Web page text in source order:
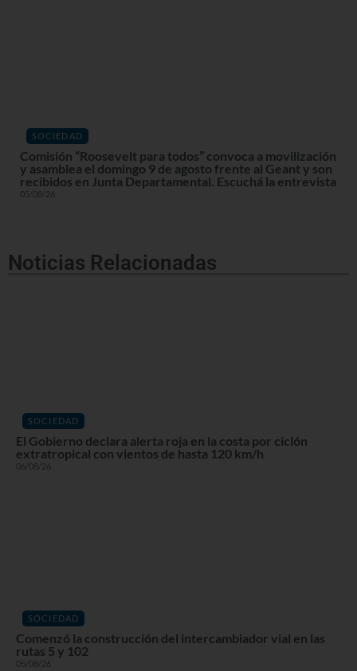
SOCIEDAD
Comisión “Roosevelt para todos” convoca a movilización
y asamblea el domingo 9 de agosto frente al Geant y son
recibidos en Junta Departamental. Escuchá la entrevista
05/08/26
Noticias Relacionadas
SOCIEDAD
El Gobierno declara alerta roja en la costa por ciclón
extratropical con vientos de hasta 120 km/h
06/08/26
SOCIEDAD
Comenzó la construcción del intercambiador vial en las
rutas 5 y 102
05/08/26